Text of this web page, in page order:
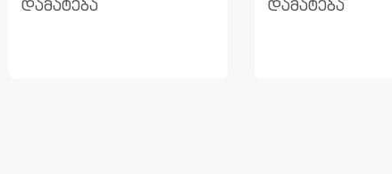
დამატება დამატება